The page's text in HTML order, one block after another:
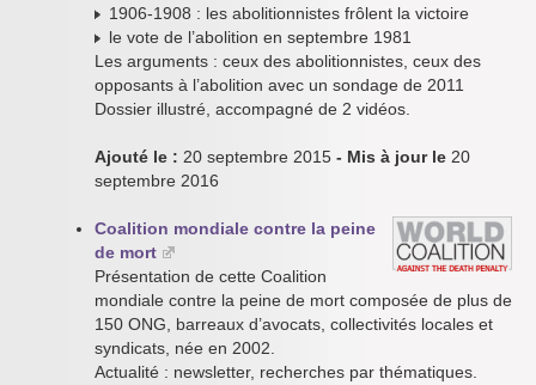
1906-1908 : les abolitionnistes frôlent la victoire
le vote de l’abolition en septembre 1981
Les arguments : ceux des abolitionnistes, ceux des
opposants à l’abolition avec un sondage de 2011
Dossier illustré, accompagné de 2 vidéos.
Ajouté le : 20 septembre 2015 - Mis à jour le 20
septembre 2016
Coalition mondiale contre la peine
de mort
Présentation de cette Coalition
mondiale contre la peine de mort composée de plus de
150 ONG, barreaux d’avocats, collectivités locales et
syndicats, née en 2002.
Actualité : newsletter, recherches par thématiques.